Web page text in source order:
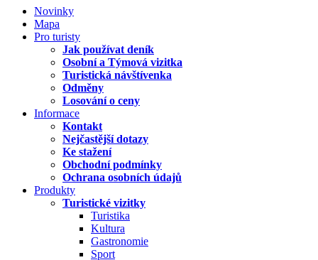
Novinky
Mapa
Pro turisty
Jak používat deník
Osobní a Týmová vizitka
Turistická návštívenka
Odměny
Losování o ceny
Informace
Kontakt
Nejčastější dotazy
Ke stažení
Obchodní podmínky
Ochrana osobních údajů
Produkty
Turistické vizitky
Turistika
Kultura
Gastronomie
Sport